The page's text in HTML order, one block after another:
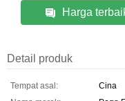
Harga
Detail produk
Tempat asal:
Cina